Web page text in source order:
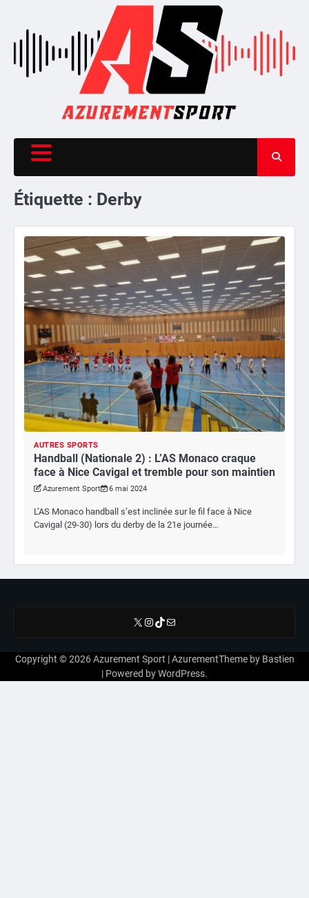
content
Étiquette : Derby
AUTRES SPORTS
Handball (Nationale 2) : L’AS Monaco craque
face à Nice Cavigal et tremble pour son maintien
Azurement Sport 6 mai 2024
L’AS Monaco handball s’est inclinée sur le fil face à Nice
Cavigal (29-30) lors du derby de la 21e journée…
X Instagram
TikTok
E-mail
Copyright © 2026Azurement Sport | AzurementTheme by Bastien
| Powered byWordPress.